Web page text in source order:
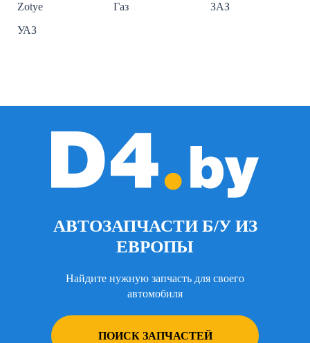
Zotye
Газ
ЗАЗ
УАЗ
АВТОЗАПЧАСТИ Б/У ИЗ
ЕВРОПЫ
Найдите нужную запчасть для своего
автомобиля
ПОИСК ЗАПЧАСТЕЙ